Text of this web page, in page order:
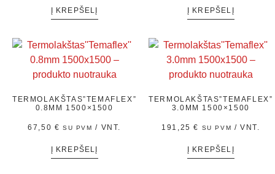
Į KREPŠELĮ Į KREPŠELĮ
TERMOLAKŠTAS”TEMAFLEX”
0.8MM 1500×1500
67,50 € SU PVM / VNT.
Į KREPŠELĮ
TERMOLAKŠTAS”TEMAFLEX”
3.0MM 1500×1500
191,25€ SU PVM / VNT.
Į KREPŠELĮ